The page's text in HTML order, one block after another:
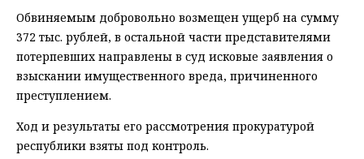
Обвиняемым добровольно возмещен ущерб на сумму
372 тыс. рублей, в остальной части представителями
потерпевших направлены в суд исковые заявления о
взыскании имущественного вреда, причиненного
преступлением.
Ход и результаты его рассмотрения прокуратурой
республики взяты под контроль.